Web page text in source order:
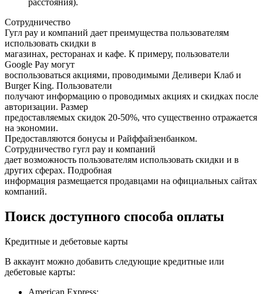
расстояния).
Сотрудничество
Гугл pay и компаний дает преимущества пользователям
использовать скидки в
магазинах, ресторанах и кафе. К примеру, пользователи
Google Pay могут
воспользоваться акциями, проводимыми Деливери Клаб и
Burger King. Пользователи
получают информацию о проводимых акциях и скидках после
авторизации. Размер
предоставляемых скидок 20-50%, что существенно отражается
на экономии.
Предоставляются бонусы и Райффайзенбанком.
Сотрудничество гугл pay и компаний
дает возможность пользователям использовать скидки и в
других сферах. Подробная
информация размещается продавцами на официальных сайтах
компаний.
Поиск доступного способа оплаты
Кредитные и дебетовые карты
В аккаунт можно добавить следующие кредитные или
дебетовые карты: